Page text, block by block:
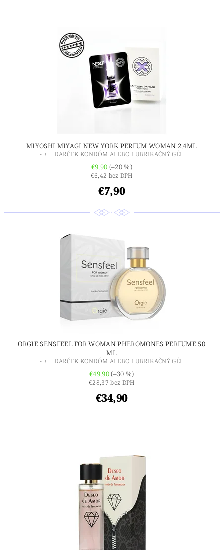
MIYOSHI MIYAGI NEW YORK PERFUM WOMAN 2,4ML
- + + DARČEK KONDÓM ALEBO LUBRIKAČNÝ GÉL
€9,90(–20 %)
€6,42 bez DPH
€7,90
ORGIE SENSFEEL FOR WOMAN PHEROMONES PERFUME 50
ML
- + + DARČEK KONDÓM ALEBO LUBRIKAČNÝ GÉL
€49,90(–30 %)
€28,37 bez DPH
€34,90